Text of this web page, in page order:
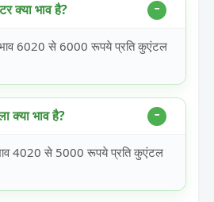
क्या भाव है?
6020 से 6000 रूपये प्रति कुएंटल
क्या भाव है?
4020 से 5000 रूपये प्रति कुएंटल